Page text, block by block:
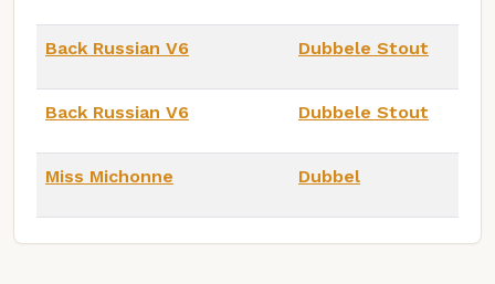
Back Russian V6 Dubbele Stout
Back Russian V6 Dubbele Stout
Miss Michonne Dubbel